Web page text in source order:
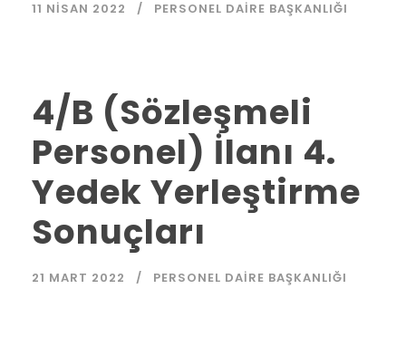
11 NISAN 2022 PERSONEL DAIRE BAŞKANLIĞI
4/B (Sözleşmeli
Personel) İlanı 4.
Yedek Yerleştirme
Sonuçları
21 MART 2022 PERSONEL DAIRE BAŞKANLIĞI